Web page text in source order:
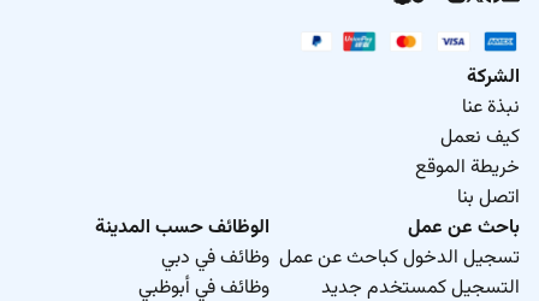
الشركة
نبذة عنا
كيف نعمل
خريطة الموقع
اتصل بنا
باحث عن عمل
تسجيل الدخول كباحث عن عمل
التسجيل كمستخدم جديد
الوظائف حسب المدينة
وظائف في دبي
وظائف في أبوظبي